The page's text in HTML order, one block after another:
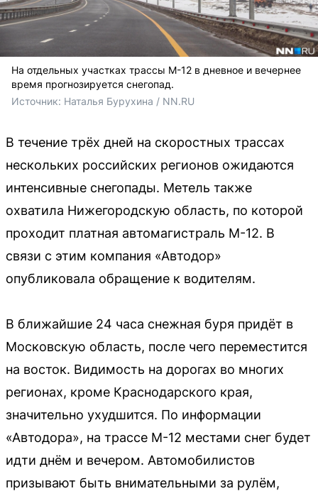
На отдельных участках трассы М-12 в дневное и вечернее
время прогнозируется снегопад.
Источник: Наталья Бурухина / NN.RU
В течение трёх дней на скоростных трассах
нескольких российских регионов ожидаются
интенсивные снегопады. Метель также
охватила Нижегородскую область, по которой
проходит платная автомагистраль М-12. В
связи с этим компания «Автодор»
опубликовала обращение к водителям.
В ближайшие 24 часа снежная буря придёт в
Московскую область, после чего переместится
на восток. Видимость на дорогах во многих
регионах, кроме Краснодарского края,
значительно ухудшится. По информации
«Автодора», на трассе М-12 местами снег будет
идти днём и вечером. Автомобилистов
призывают быть внимательными за рулём,